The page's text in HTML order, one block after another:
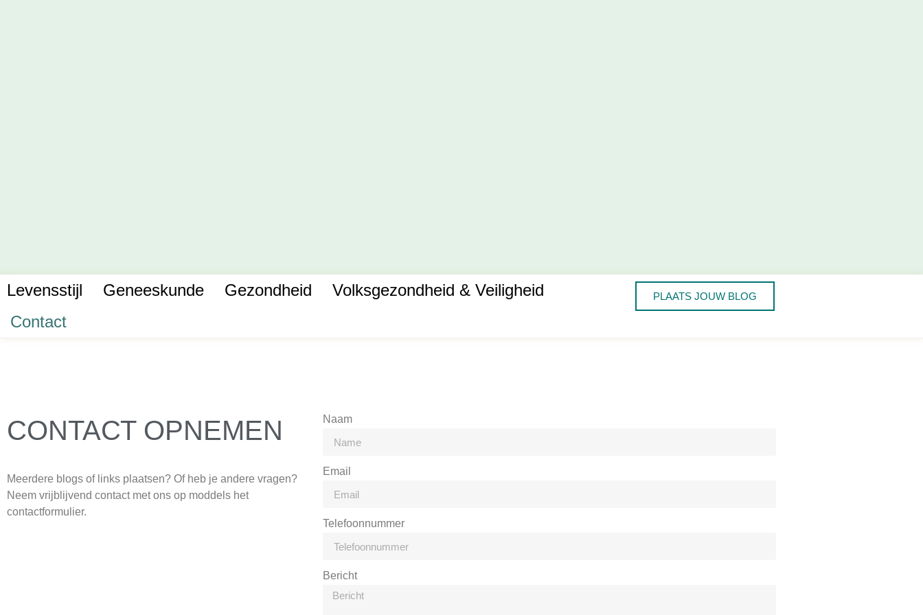
Levensstijl Geneeskunde Gezondheid
Volksgezondheid & Veiligheid
Contact
PLAATS JOUW BLOG
CONTACT OPNEMEN
Meerdere blogs of links plaatsen? Of heb je andere vragen?
Neem vrijblijvend contact met ons op moddels het
contactformulier.
Naam
Email
Telefoonnummer
Bericht